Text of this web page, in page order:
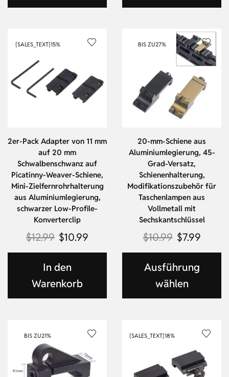
{SALES_TEXT}15%
2er-Pack Adapter von 11 mm
auf 20 mm
Schwalbenschwanz auf
Picatinny-Weaver-Schiene,
Mini-Zielfernrohrhalterung
aus Aluminiumlegierung,
schwarzer Low-Profile-
Konverterclip
$12.99 $10.99
In den
Warenkorb
BIS ZU27%
20-mm-Schiene aus
Aluminiumlegierung, 45-
Grad-Versatz,
Schienenhalterung,
Modifikationszubehör für
Taschenlampen aus
Vollmetall mit
Sechskantschlüssel
$10.99 $7.99
Ausführung
wählen
BIS ZU21% {SALES_TEXT}18%